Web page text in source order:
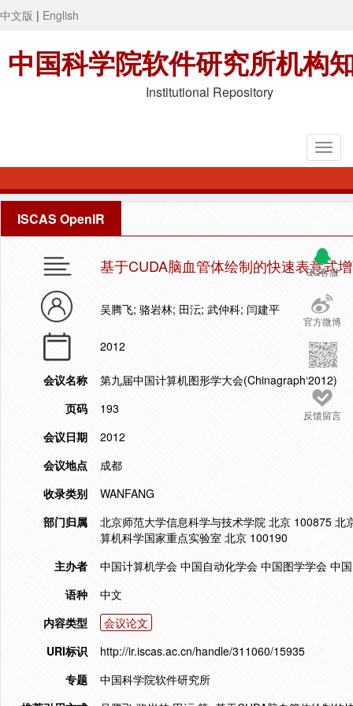
中文版 | English
中国科学院软件研究所机构
Institutional Repository
ISCAS OpenIR
QQ客服
官方微博
反馈留言
基于CUDA脑血管体绘制的快速表意式
吴腾飞; 骆岩林; 田沄; 武仲科; 闫建平
2012
会议名称
第九届中国计算机图形学大会(Chinagraph‘2012)
页码
193
会议日期
2012
会议地点
成都
收录类别
WANFANG
部门归属
北京师范大学信息科学与技术学院 北京 100875
算机科学国家重点实验室 北京 100190
主办者
中国计算机学会 中国自动化学会 中国图学学会 中
语种
中文
内容类型
会议论文
URI标识
http://ir.iscas.ac.cn/handle/311060/15935
专题
中国科学院软件研究所